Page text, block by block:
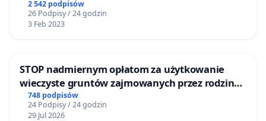
2 542 podpisów
26 Podpisy / 24 godzin
3 Feb 2023
STOP nadmiernym opłatom za użytkowanie
wieczyste gruntów zajmowanych przez rodzinne
ogrody działkowe.
748 podpisów
24 Podpisy / 24 godzin
29 Jul 2026